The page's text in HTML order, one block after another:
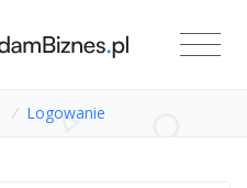
/ Logowanie